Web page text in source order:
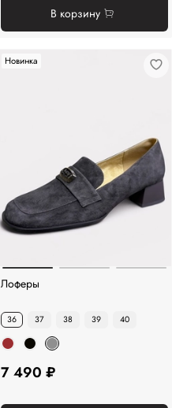
В корзину
Новинка
Лоферы
36 37 38 39 40
7 490 ₽